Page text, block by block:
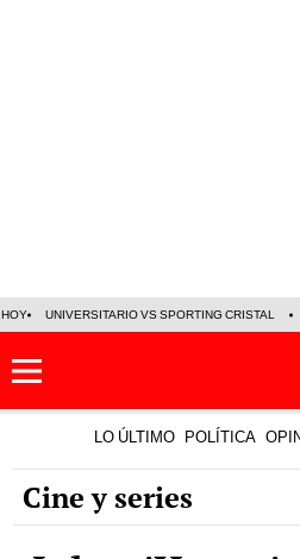
HOY UNIVERSITARIO VS SPORTING CRISTAL
LO ÚLTIMO POLÍTICA
Cine y series